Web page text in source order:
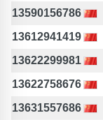
13590156786
13612941419
13622299981
13622758676
13631557686